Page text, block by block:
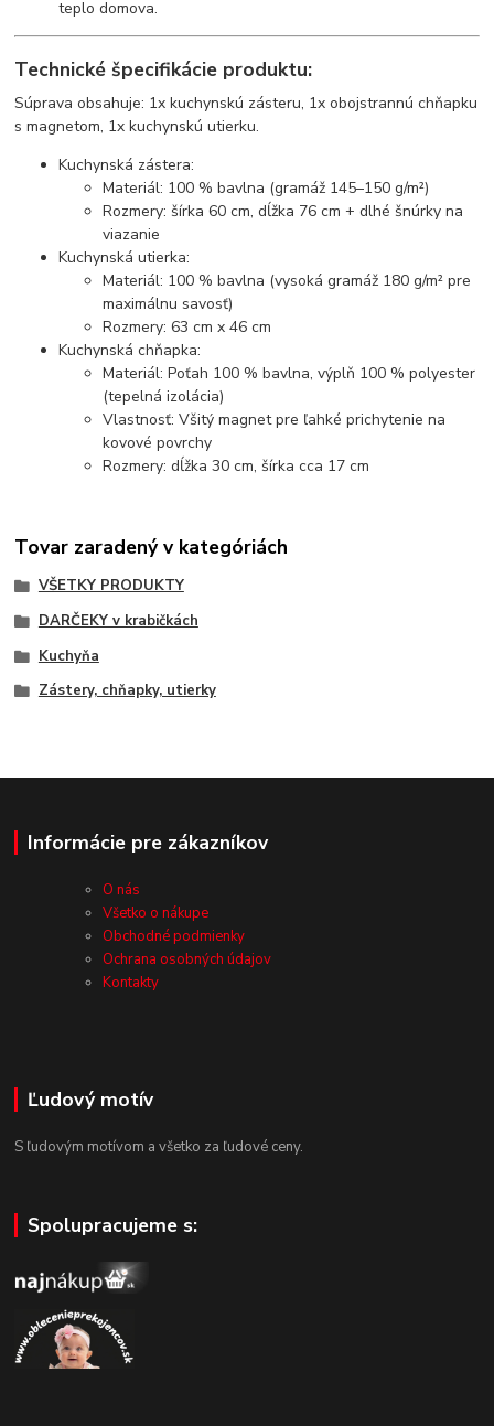
teplo domova.
Technické špecifikácie produktu:
Súprava obsahuje: 1x kuchynskú zásteru, 1x obojstrannú chňapku
s magnetom, 1x kuchynskú utierku.
Kuchynská zástera:
Materiál: 100 % bavlna (gramáž 145–150 g/m²)
Rozmery: šírka 60 cm, dĺžka 76 cm + dlhé šnúrky na
viazanie
Kuchynská utierka:
Materiál: 100 % bavlna (vysoká gramáž 180 g/m² pre
maximálnu savosť)
Rozmery: 63 cm x 46 cm
Kuchynská chňapka:
Materiál: Poťah 100 % bavlna, výplň 100 % polyester
(tepelná izolácia)
Vlastnosť: Všitý magnet pre ľahké prichytenie na
kovové povrchy
Rozmery: dĺžka 30 cm, šírka cca 17 cm
Tovar zaradený v kategóriách
VŠETKY PRODUKTY
DARČEKY v krabičkách
Kuchyňa
Zástery, chňapky, utierky
Informácie pre zákazníkov
O nás
Všetko o nákupe
Obchodné podmienky
Ochrana osobných údajov
Kontakty
Ľudový motív
S ľudovým motívom a všetko za ľudové ceny.
Spolupracujeme s: